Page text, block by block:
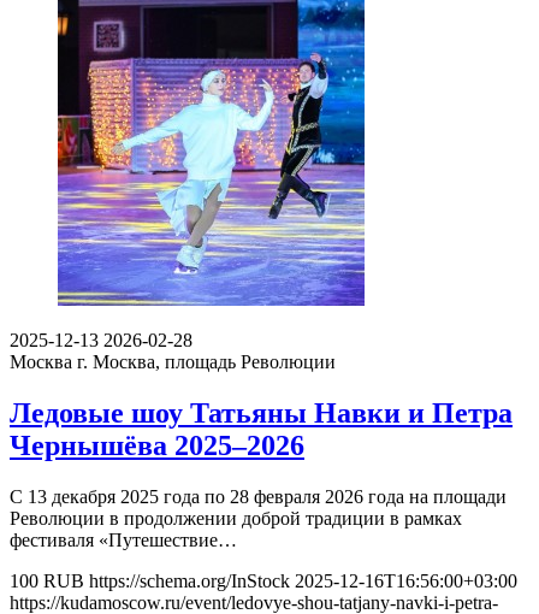
2025-12-13 2026-02-28
Москва г. Москва, площадь Революции
Ледовые шоу Татьяны Навки и Петра
Чернышёва 2025–2026
С 13 декабря 2025 года по 28 февраля 2026 года на площади
Революции в продолжении доброй традиции в рамках
фестиваля «Путешествие…
100 RUB https://schema.org/InStock 2025-12-16T16:56:00+03:00
https://kudamoscow.ru/event/ledovye-shou-tatjany-navki-i-petra-